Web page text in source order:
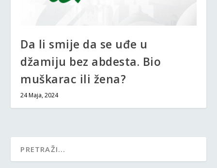
Da li smije da se uđe u
džamiju bez abdesta. Bio
muškarac ili žena?
24 Maja, 2024